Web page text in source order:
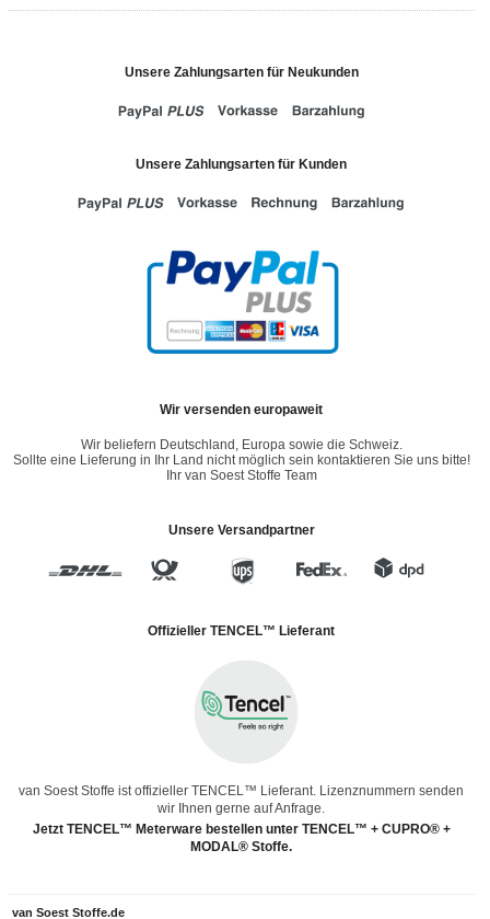
Unsere Zahlungsarten für Neukunden
Unsere Zahlungsarten für Kunden
Wir versenden europaweit
Wir beliefern Deutschland, Europa sowie die Schweiz.
Sollte eine Lieferung in Ihr Land nicht möglich sein kontaktieren Sie uns bitte!
Ihr van Soest Stoffe Team
Unsere Versandpartner
Offizieller TENCEL™ Lieferant
van Soest Stoffe ist offizieller TENCEL™ Lieferant. Lizenznummern senden
wir Ihnen gerne auf Anfrage.
Jetzt TENCEL™ Meterware bestellen unter TENCEL™ + CUPRO® +
MODAL® Stoffe.
van Soest Stoffe.de